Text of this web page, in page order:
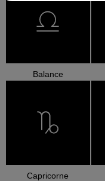
Balance
Capricorne